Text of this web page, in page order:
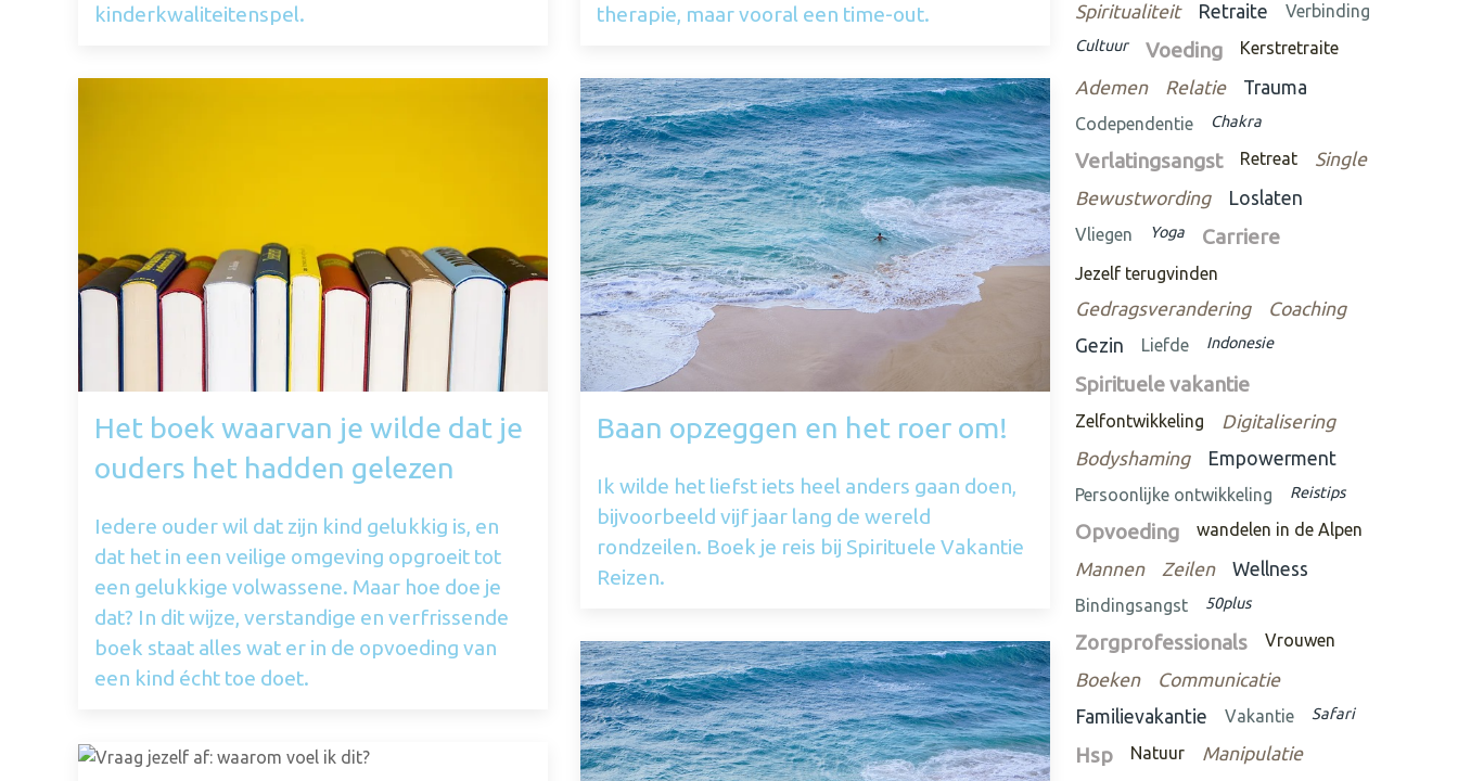
kinderkwaliteitenspel.
therapie, maar vooral een time-out.
Het boek waarvan je wilde dat je
ouders het hadden gelezen
Iedere ouder wil dat zijn kind gelukkig is, en
dat het in een veilige omgeving opgroeit tot
een gelukkige volwassene. Maar hoe doe je
dat? In dit wijze, verstandige en verfrissende
boek staat alles wat er in de opvoeding van
een kind écht toe doet.
Baan opzeggen en het roer om!
Ik wilde het liefst iets heel anders gaan doen,
bijvoorbeeld vijf jaar lang de wereld
rondzeilen. Boek je reis bij Spirituele Vakantie
Reizen.
Spiritualiteit
Retraite Verbinding
Cultuur Voeding Kerstretraite
Ademen Relatie Trauma
Codependentie Chakra
Verlatingsangst Retreat
Single
Bewustwording
Loslaten
Vliegen Yoga Carriere
Jezelf terugvinden
Gedragsverandering
Coaching
Gezin
Liefde Indonesie
Spirituele vakantie
Zelfontwikkeling
Digitalisering
Bodyshaming
Empowerment
Persoonlijke ontwikkeling Reistips
Opvoeding wandelen in de Alpen
Mannen Zeilen Wellness
Bindingsangst 50plus
Zorgprofessionals Vrouwen
Boeken
Communicatie
Familievakantie
Vakantie Safari
Hsp Natuur
Manipulatie